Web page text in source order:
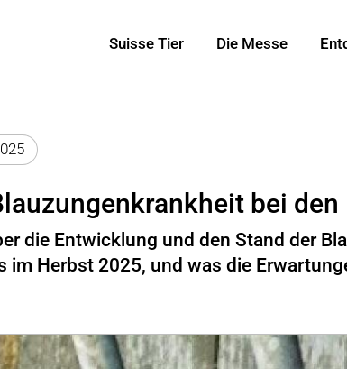
Suisse Tier Die Messe
bei
die Entwicklung und den Stand der
im Herbst 2025, und was die